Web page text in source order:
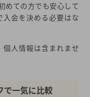
めての方でも安心して
会を決める必要はな
人情報は含まれませ
で一気に比較